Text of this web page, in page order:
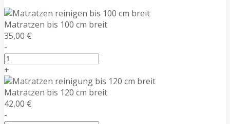
Matratzen bis 100 cm breit
35,00 €
-
+
Matratzen bis 120 cm breit
42,00 €
-